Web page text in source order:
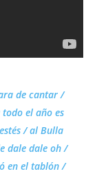
de cantar /
el año es
/ al Bulla
dale dale oh /
en el tablón /